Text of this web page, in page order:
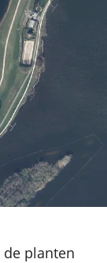
planten